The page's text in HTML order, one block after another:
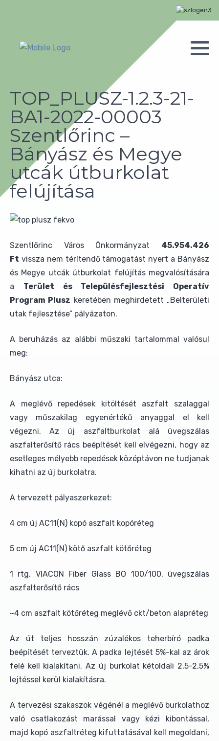
TOP_PLUSZ-1.2.3-21-
BA1-2022-00003
Szentlőrinc –
Bányász és Megye
utcák útburkolat
felújítása
Szentlőrinc Város Önkormányzat 45.954.426
Ft vissza nem térítendő támogatást nyert a Bányász
és Megye utcák útburkolat felújítás megvalósítására
a Terület és Településfejlesztési Operatív
Program Plusz keretében meghirdetett „Belterületi
utak fejlesztése” pályázaton.
A beruházás az alábbi műszaki tartalommal valósul
meg:
Bányász utca:
A meglévő repedések kitöltését aszfalt szalaggal
vagy műszakilag egyenértékű anyaggal el kell
végezni. Az új aszfaltburkolat alá üvegszálas
aszfalterősítő rács beépítését kell elvégezni, hogy az
esetleges mélyebb repedések középtávon ne tudjanak
kihatni az új burkolatra.
A tervezett pályaszerkezet:
4 cm új AC11(N) kopó aszfalt kopóréteg
5 cm új AC11(N) kötő aszfalt kötőréteg
1 rtg. VIACON Fiber Glass BO 100/100, üvegszálas
aszfalterősítő rács
~4 cm aszfalt kötőréteg meglévő ckt/beton alapréteg
Az út teljes hosszán zúzalékos teherbíró padka
beépítését terveztük. A padka lejtését 5%-kal az árok
felé kell kialakítani. Az új burkolat kétoldali 2,5-2,5%
lejtéssel kerül kialakításra.
A tervezési szakaszok végénél a meglévő burkolathoz
való csatlakozást marással vagy kézi kibontással,
majd kopó aszfaltréteg kifuttatásával kell megoldani,